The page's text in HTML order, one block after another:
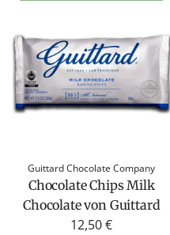
Guittard Chocolate Company
Chocolate Chips Milk
Chocolate von Guittard
12,50 €